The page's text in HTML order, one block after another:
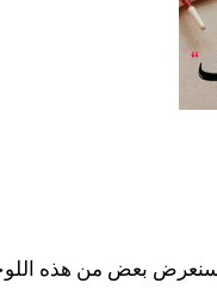
و سنعرض بعض من هذه